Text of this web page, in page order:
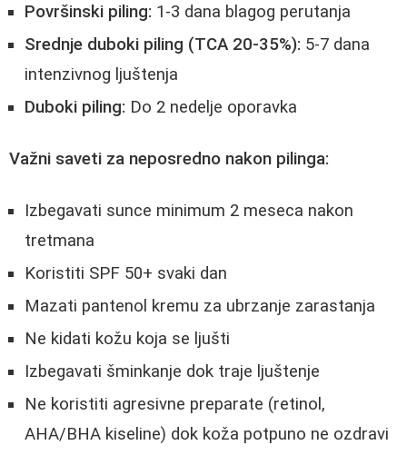
Površinski piling: 1-3 dana blagog perutanja
Srednje duboki piling (TCA 20-35%): 5-7 dana
intenzivnog ljuštenja
Duboki piling: Do 2 nedelje oporavka
Važni saveti za neposredno nakon pilinga:
Izbegavati sunce minimum 2 meseca nakon
tretmana
Koristiti SPF 50+ svaki dan
Mazati pantenol kremu za ubrzanje zarastanja
Ne kidati kožu koja se ljušti
Izbegavati šminkanje dok traje ljuštenje
Ne koristiti agresivne preparate (retinol,
AHA/BHA kiseline) dok koža potpuno ne ozdravi